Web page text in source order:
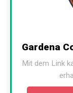
Gardena
Mit dem Link